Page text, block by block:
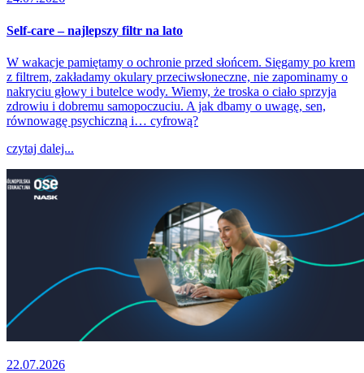
Self-care – najlepszy filtr na lato
W wakacje pamiętamy o ochronie przed słońcem. Sięgamy po krem
z filtrem, zakładamy okulary przeciwsłoneczne, nie zapominamy o
nakryciu głowy i butelce wody. Wiemy, że troska o ciało sprzyja
zdrowiu i dobremu samopoczuciu. A jak dbamy o uwagę, sen,
równowagę psychiczną i… cyfrową?
czytaj dalej...
22.07.2026